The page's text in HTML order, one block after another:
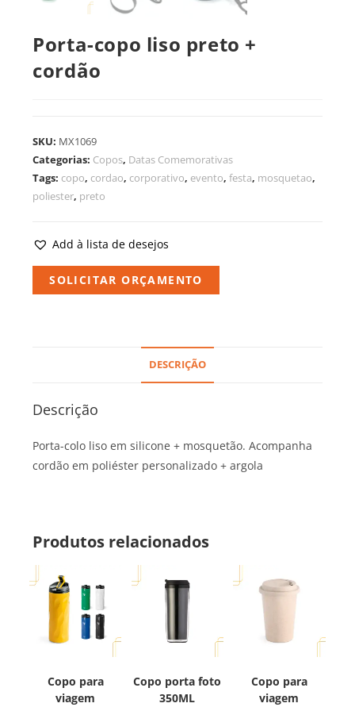
Porta-copo liso preto +
cordão
SKU: MX1069
Categorias: Copos, Datas Comemorativas
Tags: copo, cordao, corporativo, evento,festa, mosquetao,
poliester, preto
Add à lista de desejos
SOLICITAR ORÇAMENTO
DESCRIÇÃO
Descrição
Porta-colo liso em silicone + mosquetão. Acompanha
cordão em poliéster personalizado + argola
Produtos relacionados
Copo para
viagem
Copo porta foto
350ML
Copo para
viagem